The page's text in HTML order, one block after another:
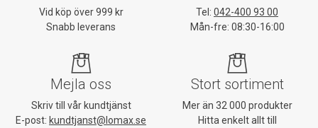
Vid köp över 999 kr
Snabb leverans
Tel: 042-400 93 00
Mån-fre: 08:30-16:00
Mejla oss
Skriv till vår kundtjänst
E-post: kundtjanst@lomax.se
Stort sortiment
Mer än 32 000 produkter
Hitta enkelt allt till